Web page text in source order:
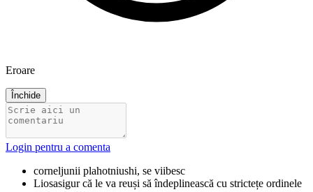
Eroare
Închide
Login pentru a comenta
corneljunii plahotniushi, se viibesc
Liosasigur că le va reuși să îndeplinească cu strictețe ordinele